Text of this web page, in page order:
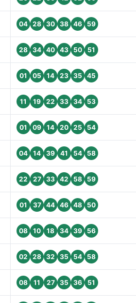
04 28 30 38 46 59
28 34 40 43 50 51
01 05 14 23 35 45
11 19 22 33 34 53
01 09 14 20 25 54
04 14 39 41 54 58
22 27 33 42 58 59
01 37 44 46 48 50
08 10 18 34 39 56
02 28 32 35 54 58
08 11 27 35 36 51